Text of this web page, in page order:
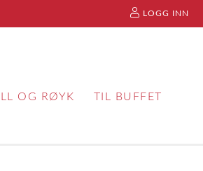
LOGG INN
OG RØYK TIL BUFFET